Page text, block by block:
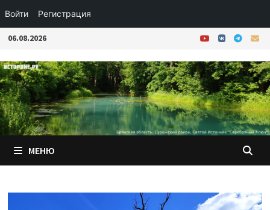
Войти Регистрация
Перейти
содержимому
06.08.2026
МЕНЮ